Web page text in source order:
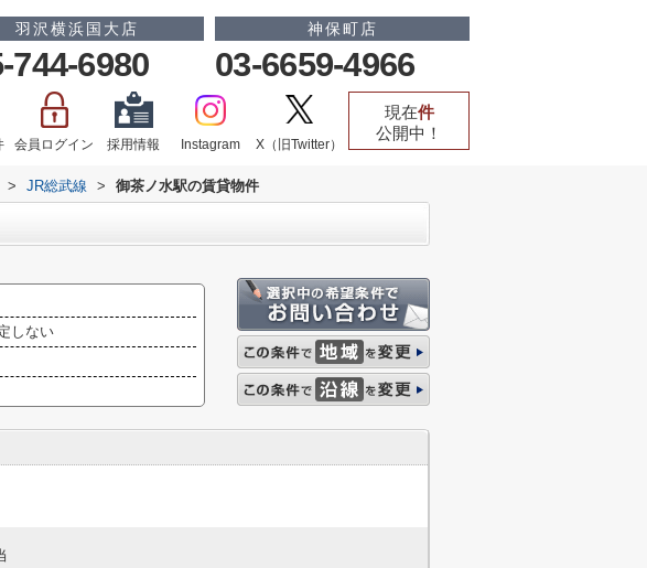
羽沢横浜国大店
744-6980
神保町店
03-6659-4966
会員ログイン
採用情報 Instagram X（旧Twitter）
現在件
公開中！
> JR総武線 > 御茶ノ水駅の賃貸物件
しない